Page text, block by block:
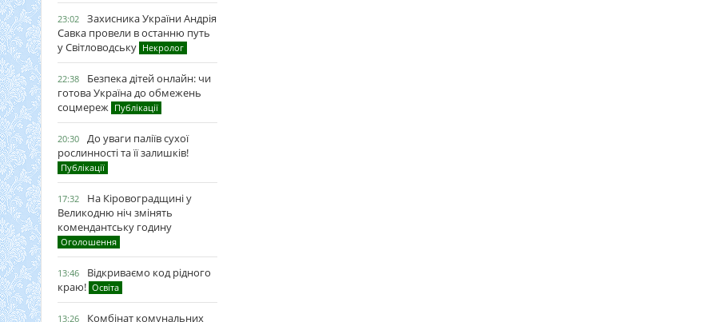
23:02
Захисника України Андрія
Савка провели в останню путь
у Світловодську Некролог
22:38
Безпека дітей онлайн: чи
готова Україна до обмежень
соцмереж Публікації
20:30
До уваги паліїв сухої
рослинності та її залишків!
Публікації
17:32
На Кіровоградщині у
Великодню ніч змінять
комендантську годину
Оголошення
13:46
Відкриваємо код рідного
краю! Освіта
13:26
Комбінат комунальних